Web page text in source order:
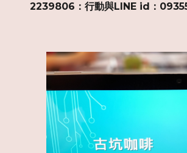
2239806：行動與LINE id：